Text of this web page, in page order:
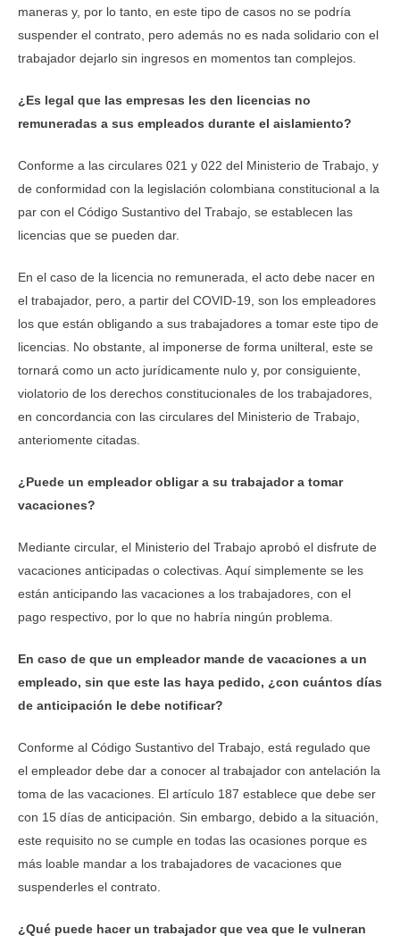
maneras y, por lo tanto, en este tipo de casos no se podría
suspender el contrato, pero además no es nada solidario con el
trabajador dejarlo sin ingresos en momentos tan complejos.
¿Es legal que las empresas les den licencias no
remuneradas a sus empleados durante el aislamiento?
Conforme a las circulares 021 y 022 del Ministerio de Trabajo, y
de conformidad con la legislación colombiana constitucional a la
par con el Código Sustantivo del Trabajo, se establecen las
licencias que se pueden dar.
En el caso de la licencia no remunerada, el acto debe nacer en
el trabajador, pero, a partir del COVID-19, son los empleadores
los que están obligando a sus trabajadores a tomar este tipo de
licencias. No obstante, al imponerse de forma unilteral, este se
tornará como un acto jurídicamente nulo y, por consiguiente,
violatorio de los derechos constitucionales de los trabajadores,
en concordancia con las circulares del Ministerio de Trabajo,
anteriomente citadas.
¿Puede un empleador obligar a su trabajador a tomar
vacaciones?
Mediante circular, el Ministerio del Trabajo aprobó el disfrute de
vacaciones anticipadas o colectivas. Aquí simplemente se les
están anticipando las vacaciones a los trabajadores, con el
pago respectivo, por lo que no habría ningún problema.
En caso de que un empleador mande de vacaciones a un
empleado, sin que este las haya pedido, ¿con cuántos días
de anticipación le debe notificar?
Conforme al Código Sustantivo del Trabajo, está regulado que
el empleador debe dar a conocer al trabajador con antelación la
toma de las vacaciones. El artículo 187 establece que debe ser
con 15 días de anticipación. Sin embargo, debido a la situación,
este requisito no se cumple en todas las ocasiones porque es
más loable mandar a los trabajadores de vacaciones que
suspenderles el contrato.
¿Qué puede hacer un trabajador que vea que le vulneran